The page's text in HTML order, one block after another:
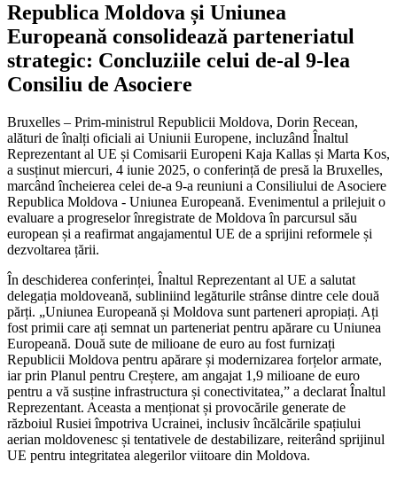
Republica Moldova și Uniunea
Europeană consolidează parteneriatul
strategic: Concluziile celui de-al 9-lea
Consiliu de Asociere
Bruxelles – Prim-ministrul Republicii Moldova, Dorin Recean,
alături de înalți oficiali ai Uniunii Europene, incluzând Înaltul
Reprezentant al UE și Comisarii Europeni Kaja Kallas și Marta Kos,
a susținut miercuri, 4 iunie 2025, o conferință de presă la Bruxelles,
marcând încheierea celei de-a 9-a reuniuni a Consiliului de Asociere
Republica Moldova - Uniunea Europeană. Evenimentul a prilejuit o
evaluare a progreselor înregistrate de Moldova în parcursul său
european și a reafirmat angajamentul UE de a sprijini reformele și
dezvoltarea țării.
În deschiderea conferinței, Înaltul Reprezentant al UE a salutat
delegația moldoveană, subliniind legăturile strânse dintre cele două
părți. „Uniunea Europeană și Moldova sunt parteneri apropiați. Ați
fost primii care ați semnat un parteneriat pentru apărare cu Uniunea
Europeană. Două sute de milioane de euro au fost furnizați
Republicii Moldova pentru apărare și modernizarea forțelor armate,
iar prin Planul pentru Creștere, am angajat 1,9 milioane de euro
pentru a vă susține infrastructura și conectivitatea,” a declarat Înaltul
Reprezentant. Aceasta a menționat și provocările generate de
războiul Rusiei împotriva Ucrainei, inclusiv încălcările spațiului
aerian moldovenesc și tentativele de destabilizare, reiterând sprijinul
UE pentru integritatea alegerilor viitoare din Moldova.